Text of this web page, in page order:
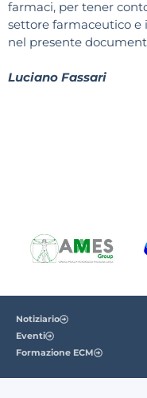
farmaci, per tener
settore farmaceutico e
nel presente
Luciano Fassari
Notiziario
Eventi
Formazione ECM